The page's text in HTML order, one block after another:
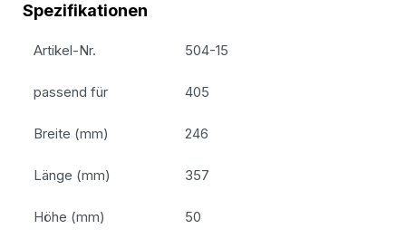
Spezifikationen
Artikel-Nr. 504-15
passend für 405
Breite (mm) 246
Länge (mm) 357
Höhe (mm) 50